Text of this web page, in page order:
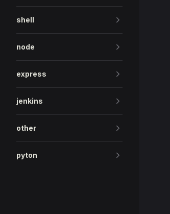
shell
node
express
jenkins
other
pyton